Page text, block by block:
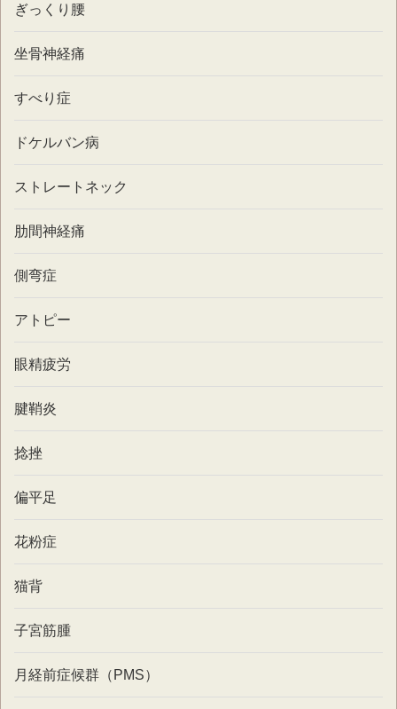
ぎっくり腰
坐骨神経痛
すべり症
ドケルバン病
ストレートネック
肋間神経痛
側弯症
アトピー
眼精疲労
腱鞘炎
捻挫
偏平足
花粉症
猫背
子宮筋腫
月経前症候群（PMS）